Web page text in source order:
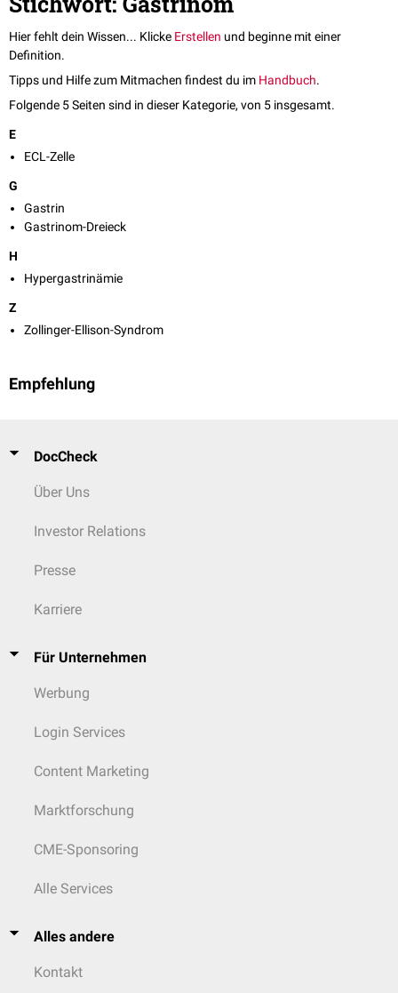
Hier fehlt dein Wissen... Klicke Erstellen und beginne mit einer
Definition.
Tipps und Hilfe zum Mitmachen findest du im Handbuch.
Folgende 5 Seiten sind in dieser Kategorie, von 5 insgesamt.
E
ECL-Zelle
G
Gastrin
Gastrinom-Dreieck
H
Hypergastrinämie
Z
Zollinger-Ellison-Syndrom
Empfehlung
DocCheck
Über Uns
Investor Relations
Presse
Karriere
Für Unternehmen
Werbung
Login Services
Content Marketing
Marktforschung
CME-Sponsoring
Alle Services
Alles andere
Kontakt